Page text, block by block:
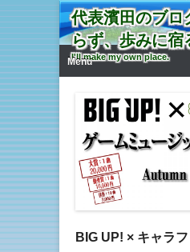
代表濱田のブロ
らず、歩みに宿
I'll make my own place.
第1メニュー
コンテンツへ移動
Menu
BIG UP! × キャラ